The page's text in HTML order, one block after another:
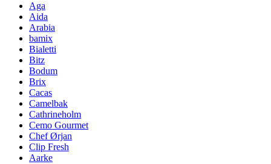
Aga
Aida
Arabia
bamix
Bialetti
Bitz
Bodum
Brix
Cacas
Camelbak
Cathrineholm
Cemo Gourmet
Chef Ørjan
Clip Fresh
Aarke